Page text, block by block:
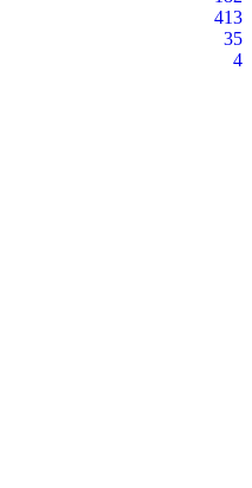
413
35
4